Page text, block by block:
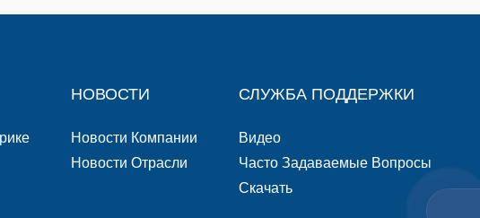
НОВОСТИ
Новости Компании
Новости Отрасли
СЛУЖБА ПОДДЕРЖКИ
Видео
Часто Задаваемые Вопросы
Скачать